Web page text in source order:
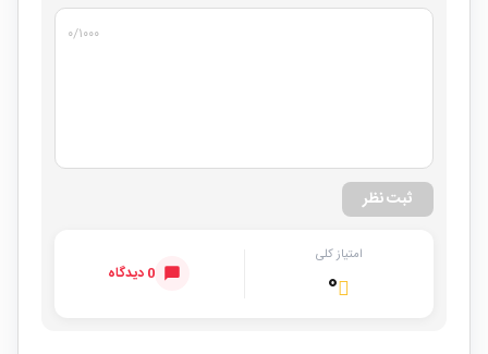
۰/۱۰۰۰
ثبت نظر
امتیاز کلی
۰ 0 دیدگاه